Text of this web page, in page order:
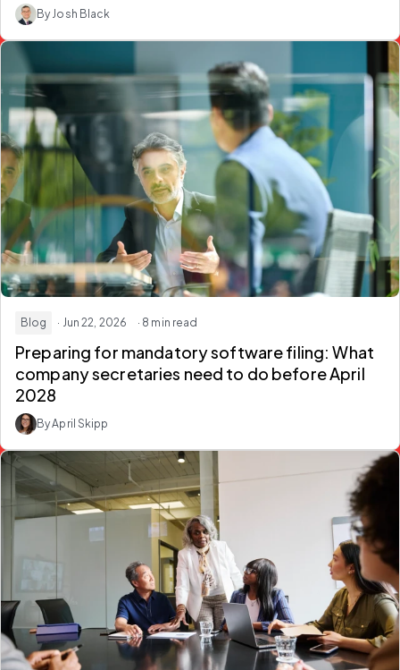
By Josh Black
Blog · Jun 22, 2026 · 8 min read
Preparing for mandatory software filing: What
company secretaries need to do before April
2028
By April Skipp